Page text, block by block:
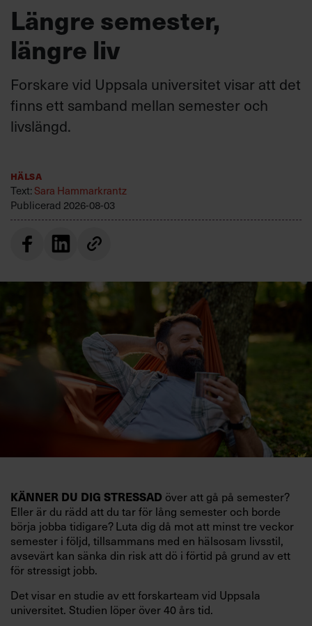
Längre semester,
längre liv
Forskare vid Uppsala universitet visar att det
finns ett samband mellan semester och
livslängd.
Hälsa
Text: Sara Hammarkrantz
Publicerad 2026-08-03
KÄNNER DU DIG STRESSAD över att gå på semester?
Eller är du rädd att du tar för lång semester och borde
börja jobba tidigare? Luta dig då mot att minst tre veckor
semester i följd, tillsammans med en hälsosam livsstil,
avsevärt kan sänka din risk att dö i förtid på grund av ett
för stressigt jobb.
Det visar en studie av ett forskarteam vid Uppsala
universitet. Studien löper över 40 års tid.